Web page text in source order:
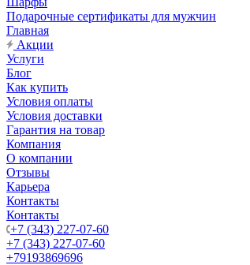
Подарочные сертификаты для мужчин
Главная
Акции
Услуги
Блог
Как купить
Условия оплаты
Условия доставки
Гарантия на товар
Компания
О компании
Отзывы
Карьера
Контакты
Контакты
+7 (343) 227-07-60
+7 (343) 227-07-60
+79193869696